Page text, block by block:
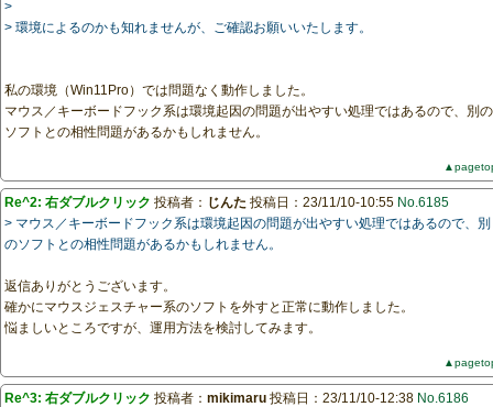
>
> 環境によるのかも知れませんが、ご確認お願いいたします。
私の環境（Win11Pro）では問題なく動作しました。
マウス／キーボードフック系は環境起因の問題が出やすい処理ではあるので、別の
ソフトとの相性問題があるかもしれません。
Re^2: 右ダブルクリック 投稿者： じんた 投稿日：23/11/10-10:55 No.6185
> マウス／キーボードフック系は環境起因の問題が出やすい処理ではあるので、別
のソフトとの相性問題があるかもしれません。
返信ありがとうございます。
確かにマウスジェスチャー系のソフトを外すと正常に動作しました。
悩ましいところですが、運用方法を検討してみます。
Re^3: 右ダブルクリック 投稿者： mikimaru 投稿日：23/11/10-12:38 No.6186